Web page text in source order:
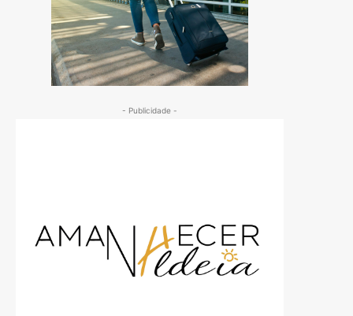
- Publicidade -